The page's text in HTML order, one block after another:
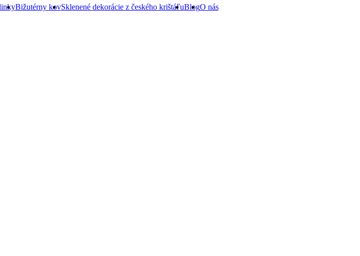
Bižutérny kovSklenené dekorácie z českého krištáľuBlogO nás